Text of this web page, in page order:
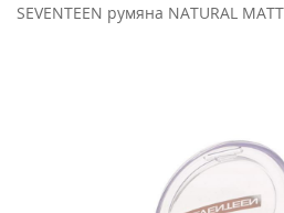
SEVENTEEN румяна NATURAL